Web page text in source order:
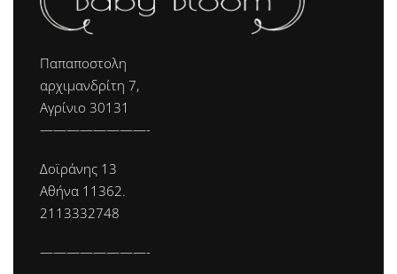
Παπαποστολη
αρχιμανδρίτη 7,
Αγρίνιο 30131
————————-
Δοϊράνης 13
Αθήνα 11362.
2113332748
————————-